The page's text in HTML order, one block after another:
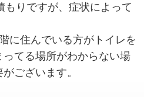
もりですが、症状によって
に住んでいる方がトイレを
てる場所がわからない場
ございます。